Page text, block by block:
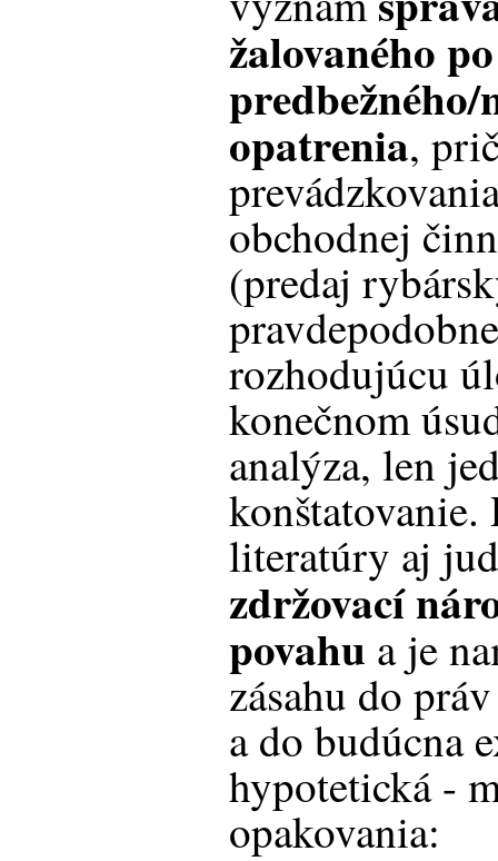
žalovaného
opatrenia,
obchodnej
(predaj
rozhodujúcu
konečnom
analýza, len
literatúry aj
zdržovací
povahu a je
zásahu do
a do budúcna
hypotetická -
opakovania: